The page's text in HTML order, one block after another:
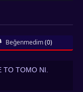
Beğenmedim (0)
TO TOMO NI.